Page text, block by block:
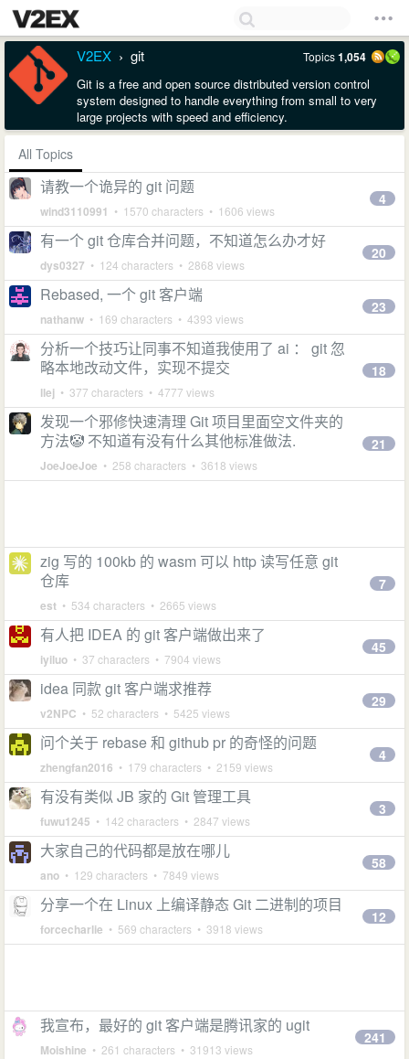
V2EX › git Topics1,054
Git is a free and open source distributed version control
system designed to handle everything from small to very
large projects with speed and efficiency.
All Topics
请教一个诡异的 git 问题
wind3110991 • 1570 characters • 1606 views
4
有一个 git 仓库合并问题，不知道怎么办才好
dys0327 • 124 characters • 2868 views
20
Rebased, 一个 git 客户端
nathanw • 169 characters • 4393 views
23
分析一个技巧让同事不知道我使用了 ai ： git 忽
略本地改动文件，实现不提交
llej • 377 characters • 4777 views
18
发现一个邪修快速清理 Git 项目里面空文件夹的
方法🤡 不知道有没有什么其他标准做法.
JoeJoeJoe • 258 characters • 3618 views
21
zig 写的 100kb 的 wasm 可以 http 读写任意 git
仓库
est • 534 characters • 2665 views
7
有人把 IDEA 的 git 客户端做出来了
iyiluo • 37 characters • 7904 views
45
idea 同款 git 客户端求推荐
v2NPC • 52 characters • 5425 views
29
问个关于 rebase 和 github pr 的奇怪的问题
zhengfan2016 • 179 characters • 2159 views
4
有没有类似 JB 家的 Git 管理工具
fuwu1245 • 142 characters • 2847 views
3
大家自己的代码都是放在哪儿
ano • 129 characters • 7849 views
58
分享一个在 Linux 上编译静态 Git 二进制的项目
forcecharlie • 569 characters • 3918 views
12
我宣布，最好的 git 客户端是腾讯家的 ugit
Moishine • 261 characters • 31913 views
241